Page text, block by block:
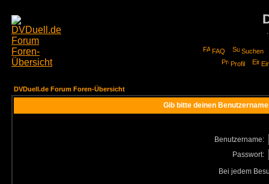
FAQ
Suchen
Profil
DVDuell.de Forum Foren-Übersicht
Gib bitte deinen
Benutzername:
Passwort:
Bei jedem